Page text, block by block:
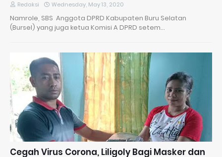
Redaksi Wednesday, May 13, 2020
Namrole, SBS Anggota DPRD Kabupaten Buru Selatan
(Bursel) yang juga ketua Komisi A DPRD setem…
Cegah Virus Corona, Liligoly Bagi Masker dan